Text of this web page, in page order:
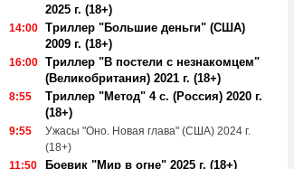
2025 г. (18+)
14:00 Триллер "Большие деньги" (США)
2009 г. (18+)
16:00 Триллер "В постели с незнакомцем"
(Великобритания) 2021 г. (18+)
8:55
Триллер "Метод" 4 с. (Россия) 2020 г.
(18+)
9:55
Ужасы "Оно. Новая глава" (США) 2024 г.
(18+)
11:50
Боевик "Мир в огне" 2025 г. (18+)